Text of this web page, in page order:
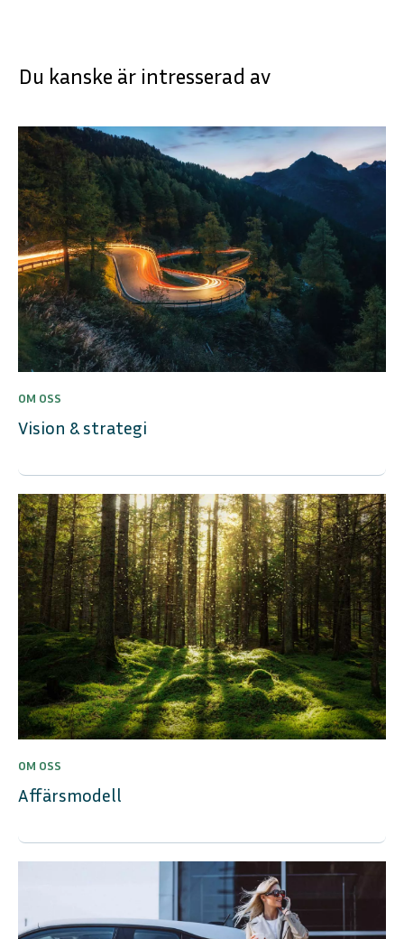
Du kanske är intresserad av
OM OSS
Vision & strategi
OM OSS
Affärsmodell